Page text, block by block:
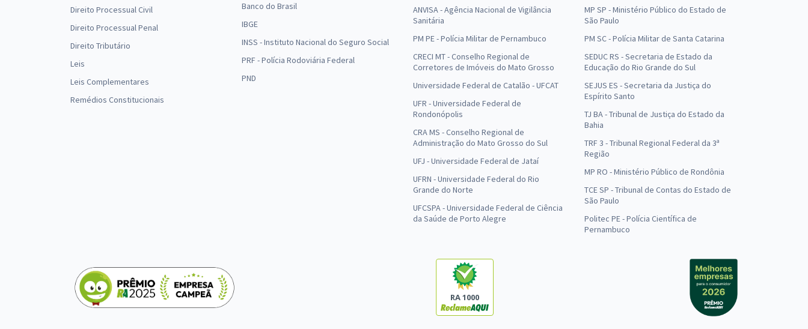
Direito Processual Civil
Direito Processual Penal
Direito Tributário
Leis
Leis Complementares
Remédios Constitucionais
Banco do Brasil
IBGE
INSS - Instituto Nacional do Seguro Social
PRF - Polícia Rodoviária Federal
PND
ANVISA - Agência Nacional de Vigilância
Sanitária
PM PE - Polícia Militar de Pernambuco
CRECI MT - Conselho Regional de
Corretores de Imóveis do Mato Grosso
Universidade Federal de Catalão - UFCAT
UFR - Universidade Federal de
Rondonópolis
CRA MS - Conselho Regional de
Administração do Mato Grosso do Sul
UFJ - Universidade Federal de Jataí
UFRN - Universidade Federal do Rio
Grande do Norte
UFCSPA - Universidade Federal de Ciência
da Saúde de Porto Alegre
MP SP - Ministério Público do Estado de
São Paulo
PM SC - Polícia Militar de Santa Catarina
SEDUC RS - Secretaria de Estado da
Educação do Rio Grande do Sul
SEJUS ES - Secretaria da Justiça do
Espírito Santo
TJ BA - Tribunal de Justiça do Estado da
Bahia
TRF 3 - Tribunal Regional Federal da 3ª
Região
MP RO - Ministério Público de Rondônia
TCE SP - Tribunal de Contas do Estado de
São Paulo
Politec PE - Polícia Científica de
Pernambuco
RA 1000